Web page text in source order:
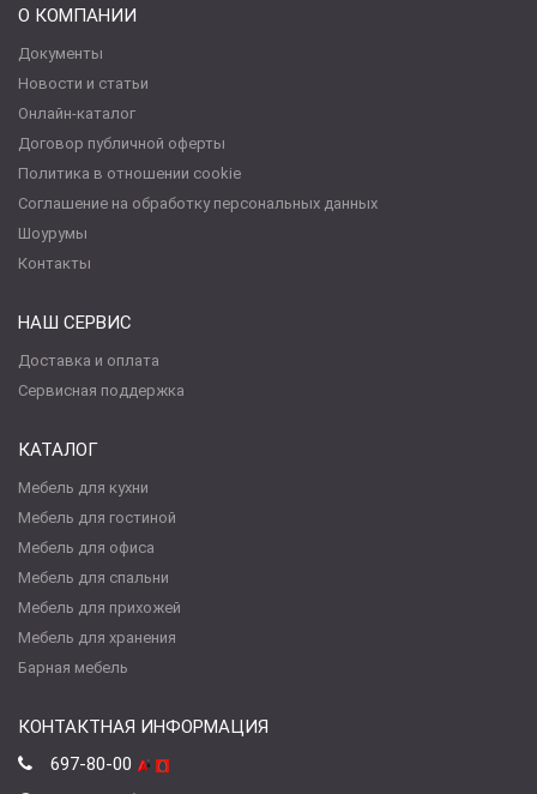
О КОМПАНИИ
Документы
Новости и статьи
Онлайн-каталог
Договор публичной оферты
Политика в отношении cookie
Соглашение на обработку персональных данных
Шоурумы
Контакты
НАШ СЕРВИС
Доставка и оплата
Сервисная поддержка
КАТАЛОГ
Мебель для кухни
Мебель для гостиной
Мебель для офиса
Мебель для спальни
Мебель для прихожей
Мебель для хранения
Барная мебель
КОНТАКТНАЯ ИНФОРМАЦИЯ
697-80-00